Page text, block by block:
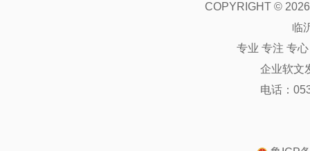
COPYRIGHT ©
临
专业 专注 专
企业软文
电话：